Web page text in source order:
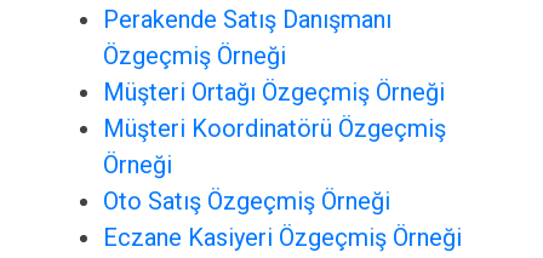
Perakende Satış Danışmanı
Özgeçmiş Örneği
Müşteri Ortağı Özgeçmiş Örneği
Müşteri Koordinatörü Özgeçmiş
Örneği
Oto Satış Özgeçmiş Örneği
Eczane Kasiyeri Özgeçmiş Örneği